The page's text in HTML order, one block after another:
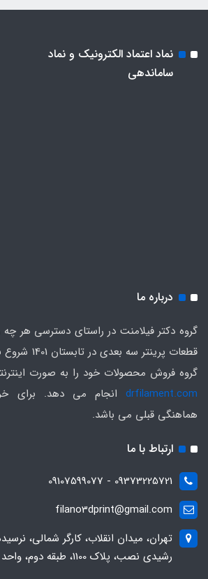
نماد اعتماد الکترونیک و نماد
ساماندهی
درباره ما
گروه دکتر فیلامنت در راستای دسترسی هر
قطعات
گروه فروش محصولات خود را به صورت
drfilament.com انجام می دهد. برای
هماهنگی قبلی می باشد.
ارتباط با ما
09373225721 - 09107599077
filano3dprint@gmail.com
تهران، میدان انقلاب، کارگر شمالی،
رشیدی نصب، پلاک 1100، طبقه دوم، واحد 6